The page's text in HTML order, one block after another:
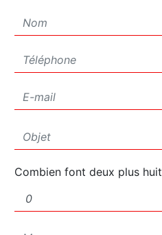
Combien font deux plus huit